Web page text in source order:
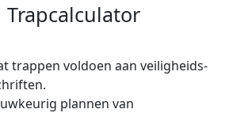
Trapcalculator
trappen voldoen aan veiligheids-
plannen van